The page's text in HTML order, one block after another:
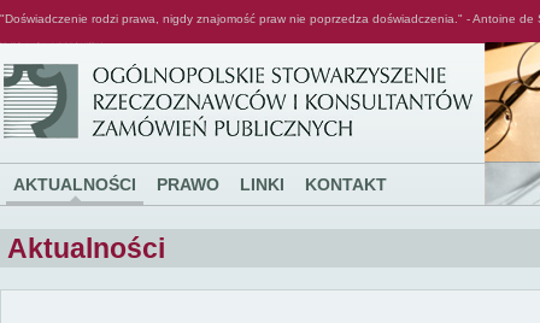
"Doświadczenie rodzi prawa, nigdy znajomość praw nie poprzedza doświadczenia." - Antoine de
AKTUALNOŚCI PRAWO LINKI KONTAKT
Aktualności